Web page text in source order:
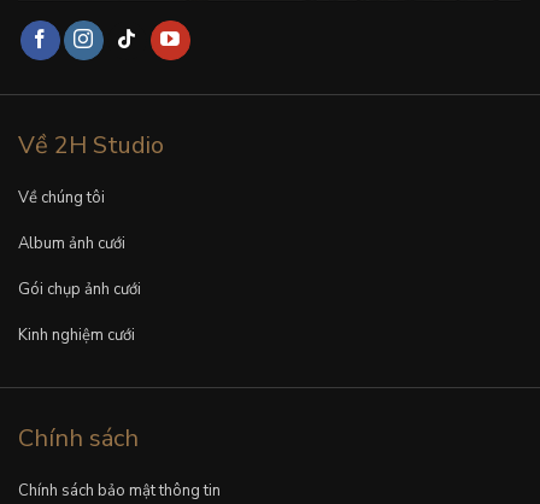
Về 2H Studio
Về chúng tôi
Album ảnh cưới
Gói chụp ảnh cưới
Kinh nghiệm cưới
Chính sách
Chính sách bảo mật thông tin